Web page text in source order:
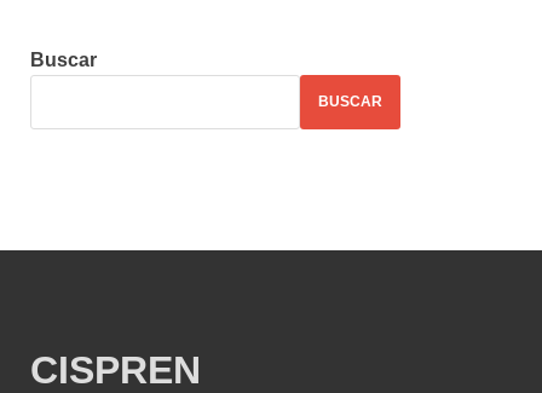
Buscar
BUSCAR
CISPREN